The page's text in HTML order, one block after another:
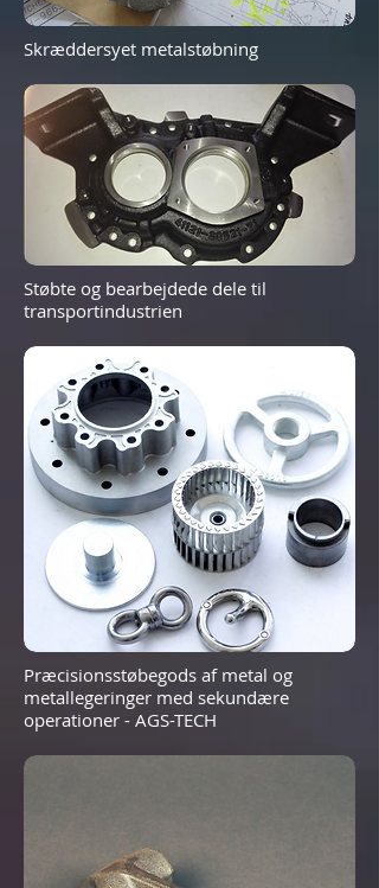
Skræddersyet metalstøbning
Støbte og bearbejdede dele til
transportindustrien
Præcisionsstøbegods af metal og
metallegeringer med sekundære
operationer - AGS-TECH